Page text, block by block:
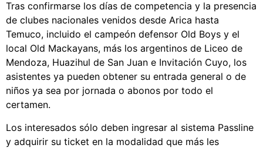
Tras confirmarse los días de competencia y la presencia
de clubes nacionales venidos desde Arica hasta
Temuco, incluido el campeón defensor Old Boys y el
local Old Mackayans, más los argentinos de Liceo de
Mendoza, Huazihul de San Juan e Invitación Cuyo, los
asistentes ya pueden obtener su entrada general o de
niños ya sea por jornada o abonos por todo el
certamen.
Los interesados sólo deben ingresar al sistema Passline
y adquirir su ticket en la modalidad que más les